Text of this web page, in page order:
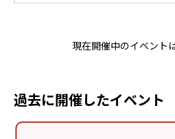
現在開催中のイベント
過去に開催したイベント